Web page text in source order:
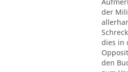
der
dies in
den